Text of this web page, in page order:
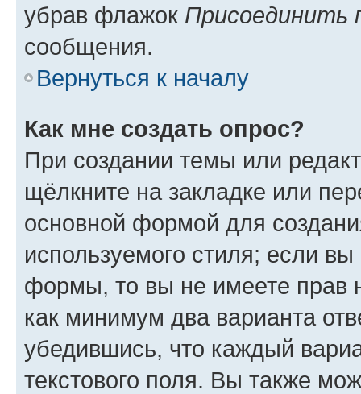
убрав флажок Присоединить
сообщения.
Вернуться к началу
Как мне создать опрос?
При создании темы или
щёлкните на закладке или
основной формой для
используемого стиля; если
формы, то вы не имеете прав
как минимум два варианта
убедившись, что каждый
текстового поля. Вы также